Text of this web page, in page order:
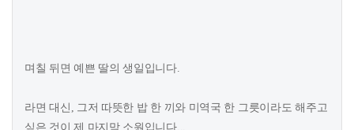
며칠 뒤면 예쁜 딸의 생일입니다.
라면 대신, 그저 따뜻한 밥 한 끼와 미역국 한 그릇이라도 해주고
싶은 것이 제 마지막 소원입니다...